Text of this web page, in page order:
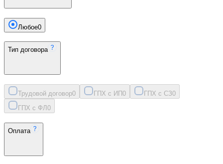
Любое0
Тип договора
Трудовой договор0 ГПХ с ИП0 ГПХ с СЗ0
ГПХ с ФЛ 0
Оплата